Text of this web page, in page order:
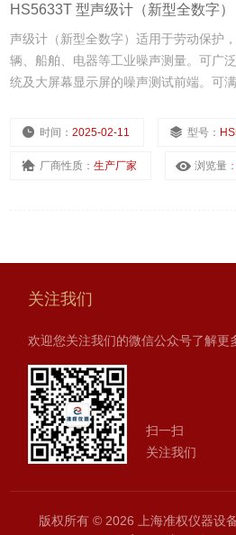
HS5633T 型声级计（新型全数字）
声级计（新型全数字）适用于劳动保护
辆、船舶、电器等工业噪声测量。可广
统及大屏幕显示屏的噪声测试前端。可
时间：2025-02-11 型号：
厂商性质：生产厂家 浏览量
关注我们
欢迎您关注我们的微信公众号了解更
扫一扫
关注我们
版权所有 © 2026 上海准权仪器设